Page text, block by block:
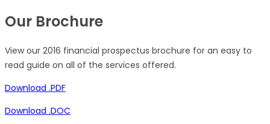
Our Brochure
View our 2016 financial prospectus brochure for an easy to
read guide on all of the services offered.
Download .PDF
Download .DOC